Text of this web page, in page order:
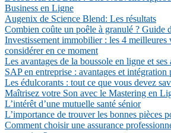
Business en Ligne
Augenix de Science Blend: Les résultats
Combien coûte un poêle à granulé ? Guide
Investissement immobilier : les 4 meilleures
considérer en ce moment
Les avantages de la boussole en ligne et
SAP en entreprise : avantages et
Les édulcorants : tout ce que vous devez
Maîtrisez votre Son avec le Mastering en
L’intérêt d’une mutuelle santé sénior
L’importance de trouver les bonnes pièces
Comment choisir une assurance